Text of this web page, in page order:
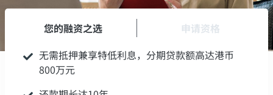
您的融资之选
申请资格
无需抵押兼享特低利息，分期贷款额高达港币
800万元